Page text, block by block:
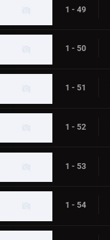
1 - 49
1 - 50
1 - 51
1 - 52
1 - 53
1 - 54